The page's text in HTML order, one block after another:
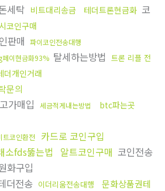
세탁 비트대리송금 테더트론현금화 코
코인구매
판매 파이코인전송대행
페이현금화93% 탈세하는방법
트론 리플 전
더개인거래
문의
가매입 세금적게내는방법 btc파는곳
트코인환전 카드로 코인구입
소fds뚫는법 알트코인구매 코인전송
화구입
더전송 이더리움전송대행
문화상품권테